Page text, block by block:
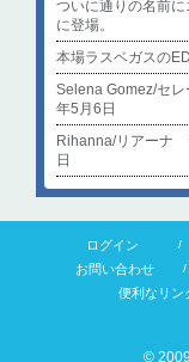
ついに通りの名前
に登場。
本場ラスベガスの
Selena Gomez/セ
年5月6日
Rihanna/リアーナ
日
ログイン
お問い合わせ
便利なリン
©